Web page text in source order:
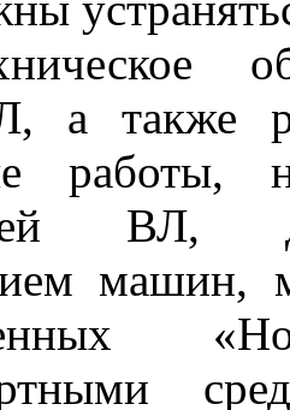
а также
работы,
ВЛ,
машин,